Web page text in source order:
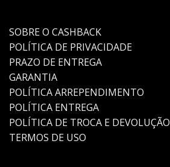
SOBRE O CASHBACK
POLÍTICA DE PRIVACIDADE
PRAZO DE ENTREGA
GARANTIA
POLÍTICA ARREPENDIMENTO
POLÍTICA ENTREGA
POLÍTICA DE TROCA E DEVOLUÇÃO
TERMOS DE USO